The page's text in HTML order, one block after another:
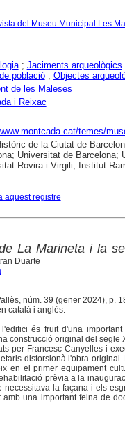
del Museu Municipal Les
; Jaciments arqueològics
població; Objectes
de les Maleses
i Reixac
temes/
de la Ciutat de
Universitat de Barcelona;
Rovira i Virgili; Institut
aquest registre
La Marineta i la
Duarte
núm. 39 (gener 2024), p.
català i anglès.
és fruit d'una
construcció original del
per Francesc Canyelles i
distorsionà l'obra
en el primer equipament
prèvia a la
necessitava la façana i els
amb una important feina de